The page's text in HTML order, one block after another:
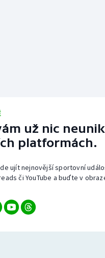
už nic
platformách.
ujít nejnovější sportovní
či YouTube a buďte v